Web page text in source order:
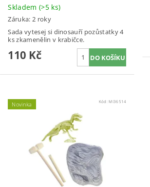
Skladem (>5 ks)
Záruka: 2 roky
Sada vytesej si dinosauří pozůstatky 4
ks zkamenělin v krabičce.
110 Kč
Novinka Kód:MI36514